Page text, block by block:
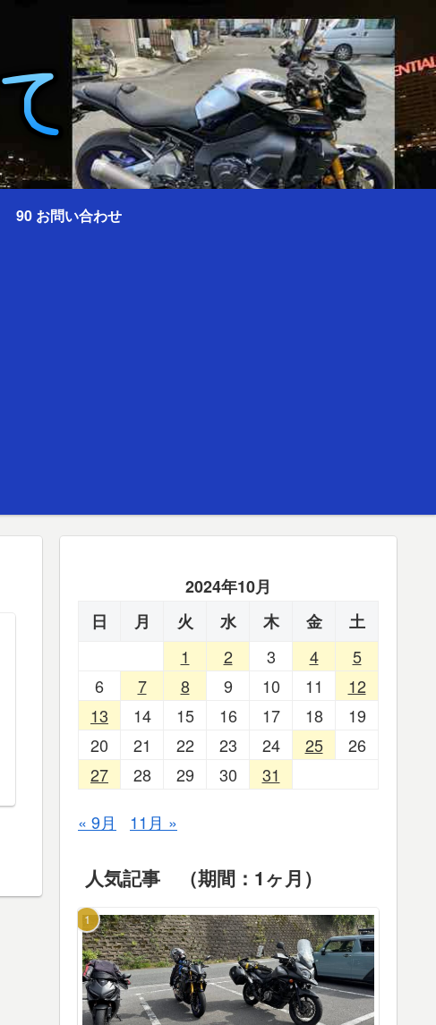
90 お問い合わせ
2024年10月
日
月 火 水 木 金
土
1
2 3 4
5
6
7 8 9 10 11
12
13
14 15 16 17 18
19
20
21 22 23 24 25
26
27
28 29 30 31
« 9月 11月 »
人気記事 （期間：1ヶ月）